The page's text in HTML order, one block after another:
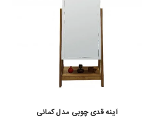
آینه قدی چوبی مدل کمانی